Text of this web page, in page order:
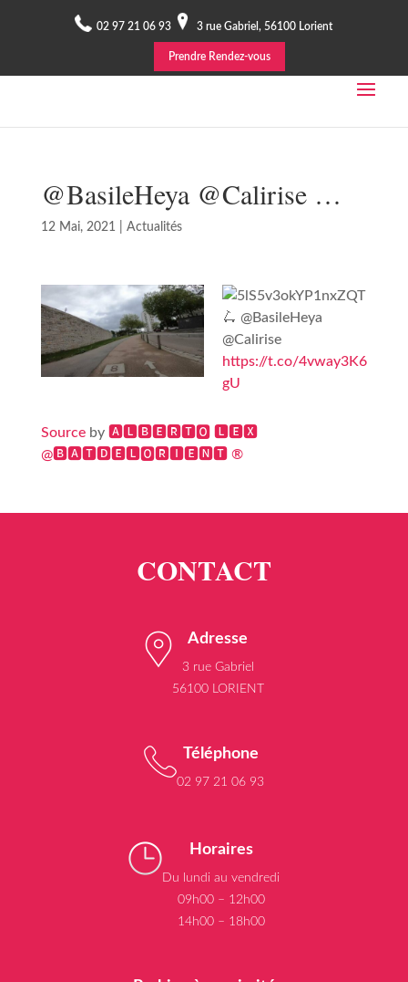
02 97 21 06 93 3 rue Gabriel, 56100 Lorient
Prendre Rendez-vous
@BasileHeya @Calirise …
12 Mai, 2021 Actualités
🛴 @BasileHeya
@Calirise
https://t.co/4vway3K6
gU
Sourceby 🅰🅻🅱🅴🆁🆃🅾 🅻🅴🆇
@🅱🅰🆃🅳🅴🅻🅾🆁🅸🅴🅽🆃 ®
Adresse
3 rue Gabriel
56100 LORIENT
Téléphone
02 97 21 06 93
Horaires
Du lundi au vendredi
09h00 – 12h00
14h00 – 18h00